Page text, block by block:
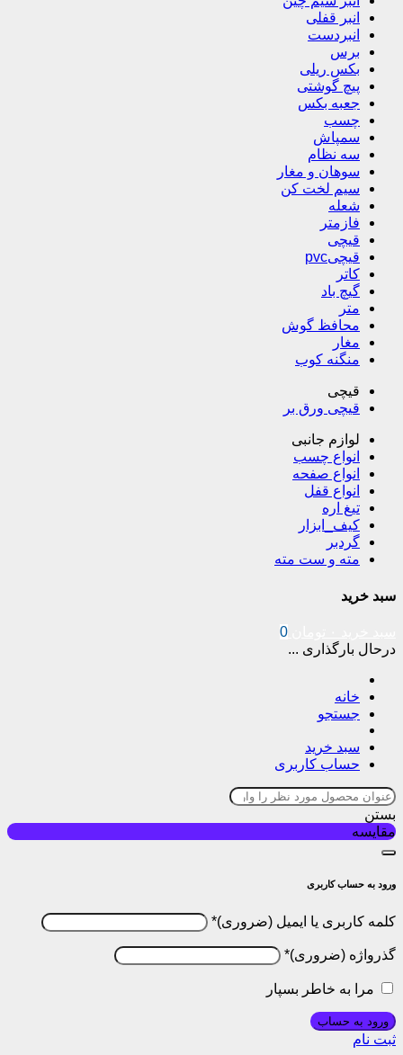
انبر قفلی
انبردست
برس
بکس ریلی
پیچ گوشتی
جعبه بکس
چسب
سمپاش
سه نظام
سوهان و مغار
سیم لخت کن
شعله
فازمتر
قیچی
قیچیpvc
کاتر
گیچ باد
متر
محافظ گوش
مغار
منگنه کوب
قیچی
قیچی ورق بر
لوازم جانبی
انواع چسب
انواع صفحه
انواع قفل
تیغ اره
کیف_ابزار
گردبر
مته و ست مته
سبد خرید
0
درحال بارگذاری ...
خانه
جستجو
سبد خرید
حساب کاربری
بستن
مقایسه
ورود به حساب کاربری
کلمه کاربری یا ایمیل *
گذرواژه *
مرا به خاطر بسپار
ورود به حساب
ثبت نام